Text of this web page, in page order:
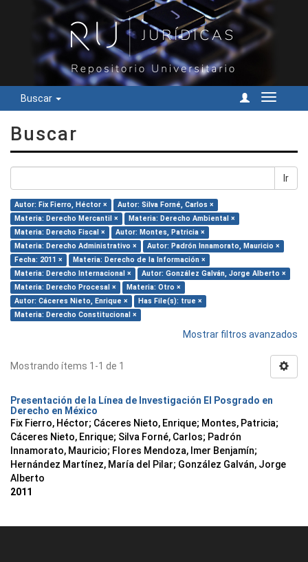
Buscar
Cambiar
Buscar
Ir
Autor: Fix Fierro, Héctor ×
Autor: Silva Forné, Carlos ×
Materia: Derecho Mercantil ×
Materia: Derecho Ambiental ×
Materia: Derecho Fiscal ×
Autor: Montes, Patricia ×
Materia: Derecho Administrativo ×
Autor: Padrón Innamorato, Mauricio ×
Fecha: 2011 ×
Materia: Derecho de la Información ×
Materia: Derecho Internacional ×
Autor: González Galván, Jorge Alberto ×
Materia: Derecho Procesal ×
Materia: Otro ×
Autor: Cáceres Nieto, Enrique ×
Has File(s): true ×
Materia: Derecho Constitucional ×
Mostrar filtros avanzados
Mostrando ítems 1-1 de 1
Presentación de la Línea de Investigación El Posgrado en
Derecho en México
Fix Fierro, Héctor; Cáceres Nieto, Enrique; Montes, Patricia;
Cáceres Nieto, Enrique; Silva Forné, Carlos; Padrón
Innamorato, Mauricio; Flores Mendoza, Imer Benjamín;
Hernández Martínez, María del Pilar; González Galván, Jorge
Alberto
2011